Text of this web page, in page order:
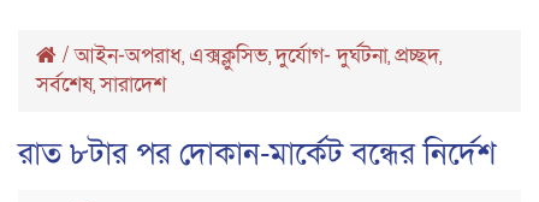
/আইন-অপরাধ, এক্সক্লুসিভ,দুর্যোগ- দুর্ঘটনা, প্রচ্ছদ,
সর্বশেষ,সারাদেশ
রাত ৮টার পর দোকান-মার্কেট বন্ধের নির্দেশ